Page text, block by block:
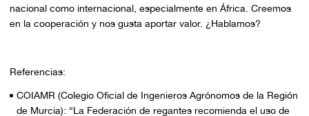
nacional como internacional, especialmente en África. Creemos
en la cooperación y nos gusta aportar valor. ¿Hablamos?
Referencias:
COIAMR (Colegio Oficial de Ingenieros Agrónomos de la Región
de Murcia): “La Federación de regantes recomienda el uso de